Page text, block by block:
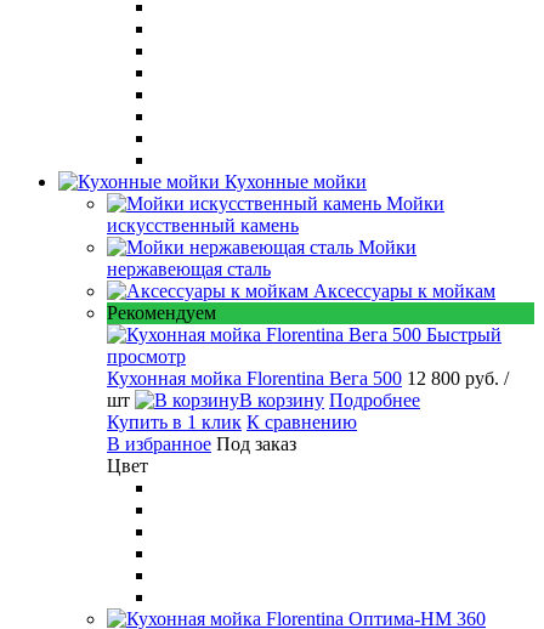
Кухонные мойки
Мойки
искусственный камень
Мойки
нержавеющая сталь
Аксессуары к мойкам
Рекомендуем
Быстрый
просмотр
Кухонная мойка Florentina Вега 500 12 800 руб. /
шт
В корзину Подробнее
Купить в 1 клик К сравнению
В избранное Под заказ
Цвет